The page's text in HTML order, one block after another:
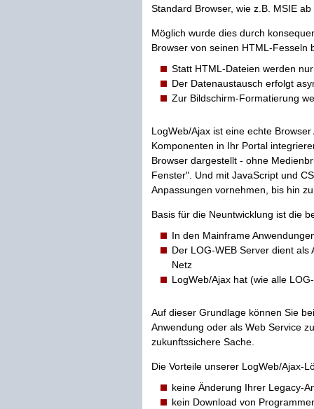
Standard Browser, wie z.B. MSIE
Möglich wurde dies durch
Browser von seinen HTML-Fesseln
Statt HTML-Dateien werden
Der Datenaustausch erfolgt
Zur Bildschirm-Formatierung
LogWeb/Ajax ist eine echte
Komponenten in Ihr Portal
Browser dargestellt - ohne
Fenster". Und mit JavaScript und
Anpassungen vornehmen, bis hin
Basis für die Neuntwicklung ist die
In den Mainframe
Der LOG-WEB Server dient
Netz
LogWeb/Ajax hat (wie alle
Auf dieser Grundlage können Sie
Anwendung oder als Web Service
zukunftssichere Sache.
Die Vorteile unserer LogWeb/Ajax-
keine Änderung Ihrer Legacy-
kein Download von